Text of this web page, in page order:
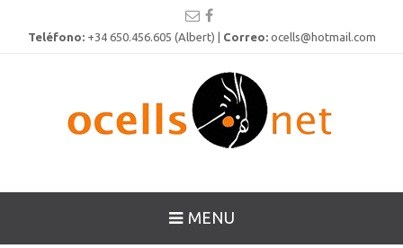
Teléfono:+34 650.456.605 (Albert) | Correo: ocells@hotmail.com
MENU